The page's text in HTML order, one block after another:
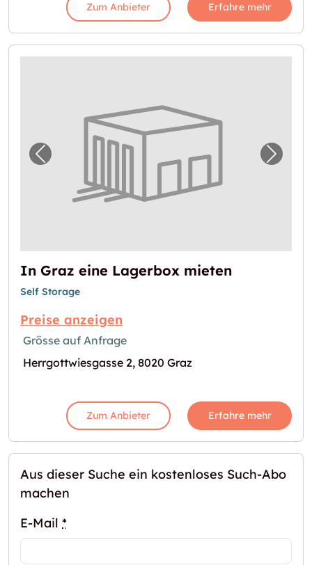
Zum Anbieter Erfahre mehr
Vorheriges Bild für "In Graz eine Lagerbox
In Graz eine Lagerbox mieten
Self Storage
Preise anzeigen
Grösse auf Anfrage
Herrgottwiesgasse 2, 8020 Graz
Zum Anbieter Erfahre mehr
Aus dieser Suche ein kostenloses Such-Abo
machen
E-Mail *